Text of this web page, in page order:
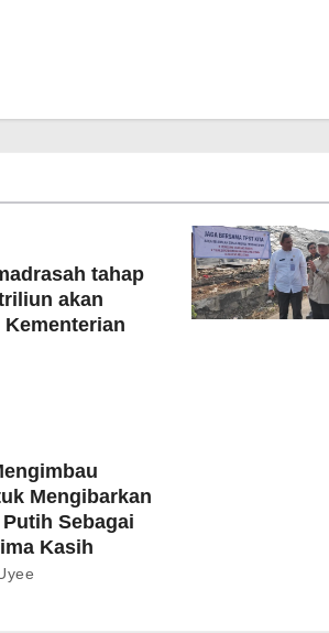
tahap
akan
Mengibarkan
Sebagai
Kasih